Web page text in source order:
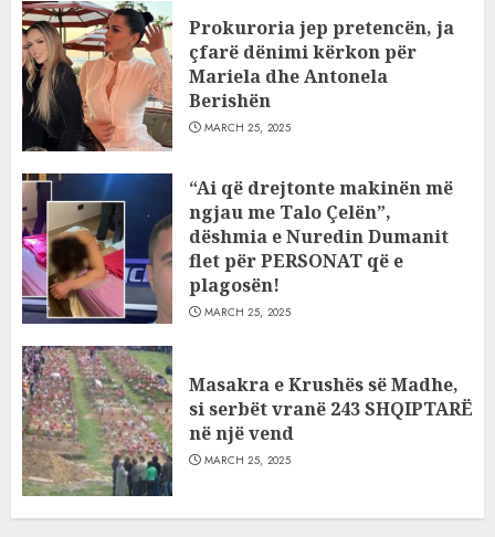
Prokuroria jep pretencën, ja
çfarë dënimi kërkon për
Mariela dhe Antonela
Berishën
MARCH 25, 2025
“Ai që drejtonte makinën më
ngjau me Talo Çelën”,
dëshmia e Nuredin Dumanit
flet për PERSONAT që e
plagosën!
MARCH 25, 2025
Masakra e Krushës së Madhe,
si serbët vranë 243 SHQIPTARË
në një vend
MARCH 25, 2025